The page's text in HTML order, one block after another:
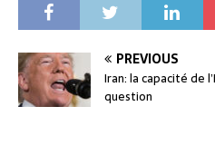
PREVIOUS
Iran: la capacité de
question